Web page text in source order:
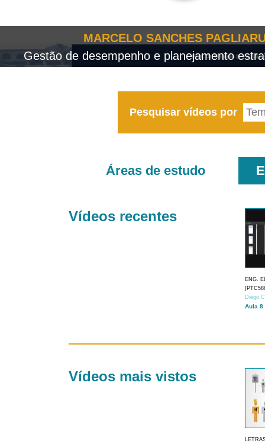
MARCELO SANCHES
Gestão de desempenho e planejamento
Pesquisar vídeos por
Áreas de estudo
Vídeos recentes
ENG.
Diego
Aula 8
Vídeos mais vistos